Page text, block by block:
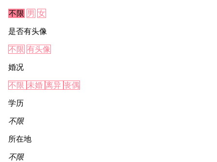
不限 男 女
是否有头像
不限 有头像
婚况
不限 未婚 离异 丧偶
学历
不限
所在地
不限